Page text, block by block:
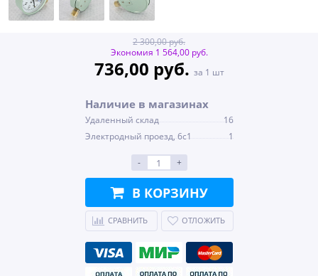
2 300,00 руб.
Экономия 1 564,00 руб.
736,00 руб. за 1 шт
Наличие в магазинах
Удаленный склад
16
Электродный проезд, 6с1
1
- +
В КОРЗИНУ
СРАВНИТЬ ОТЛОЖИТЬ